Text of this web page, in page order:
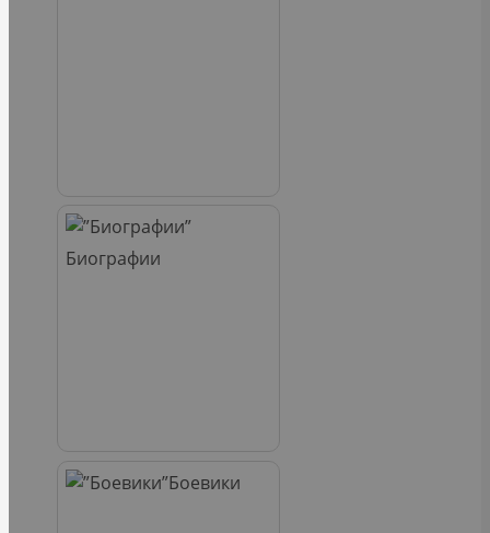
Биографии
Боевики